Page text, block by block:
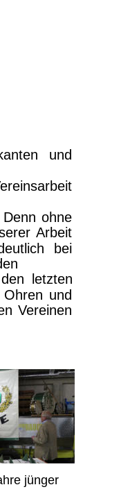
jünger
und
Denn ohne
Arbeit
bei
den
letzten
Ohren und
Vereinen